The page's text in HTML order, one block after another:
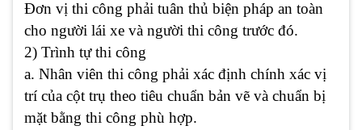
Đơn vị thi công phải tuân thủ biện pháp an toàn
cho người lái xe và người thi công trước đó.
2) Trình tự thi công
a. Nhân viên thi công phải xác định chính xác vị
trí của cột trụ theo tiêu chuẩn bản vẽ và chuẩn bị
mặt bằng thi công phù hợp.